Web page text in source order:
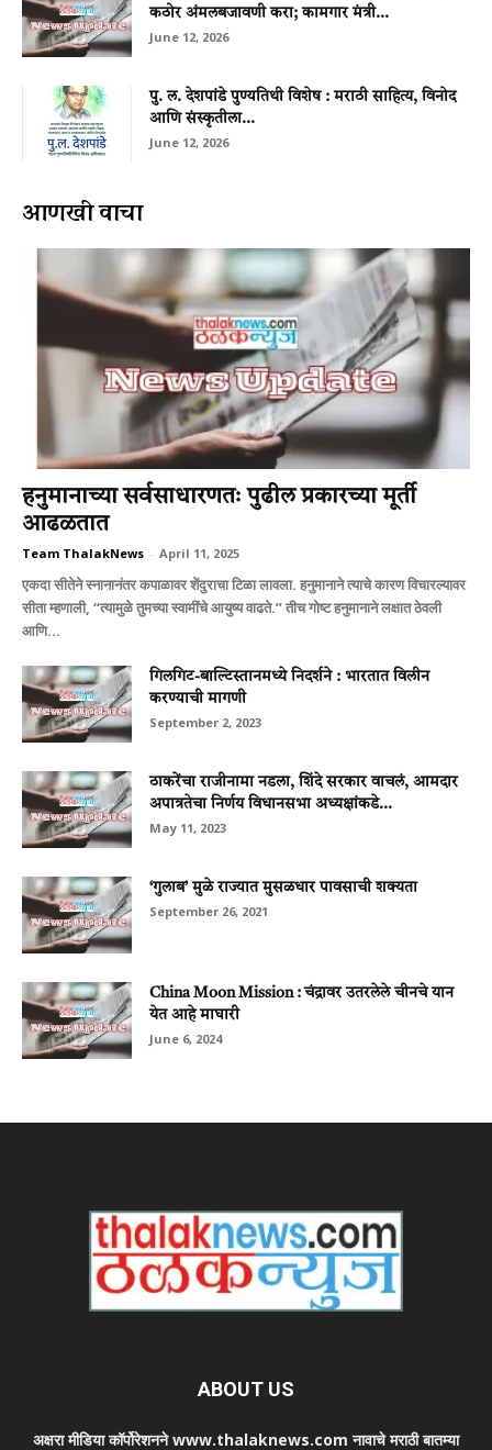
कठोर अंमलबजावणी करा; कामगार मंत्री...
June 12, 2026
पु. ल. देशपांडे पुण्यतिथी विशेष : मराठी साहित्य, विनोद
आणि संस्कृतीला...
June 12, 2026
आणखी वाचा
हनुमानाच्या सर्वसाधारणतः पुढील प्रकारच्या मूर्ती
आढळतात
Team ThalakNews - April 11, 2025
एकदा सीतेने स्नानानंतर कपाळावर शेंदुराचा टिळा लावला. हनुमानाने त्याचे कारण विचारल्यावर
सीता म्हणाली, ‘‘त्यामुळे तुमच्या स्वामींचे आयुष्य वाढते.’’ तीच गोष्ट हनुमानाने लक्षात ठेवली
आणि...
गिलगिट-बाल्टिस्तानमध्ये निदर्शने : भारतात विलीन
करण्याची मागणी
September 2, 2023
ठाकरेंचा राजीनामा नडला, शिंदे सरकार वाचलं, आमदार
अपात्रतेचा निर्णय विधानसभा अध्यक्षांकडे...
May 11, 2023
‘गुलाब’ मुळे राज्यात मुसळधार पावसाची शक्यता
September 26, 2021
China Moon Mission : चंद्रावर उतरलेले चीनचे यान
येत आहे माघारी
June 6, 2024
ABOUT US
अक्षरा मीडिया कॉर्पोरेशनने www.thalaknews.com नावाचे मराठी बातम्या